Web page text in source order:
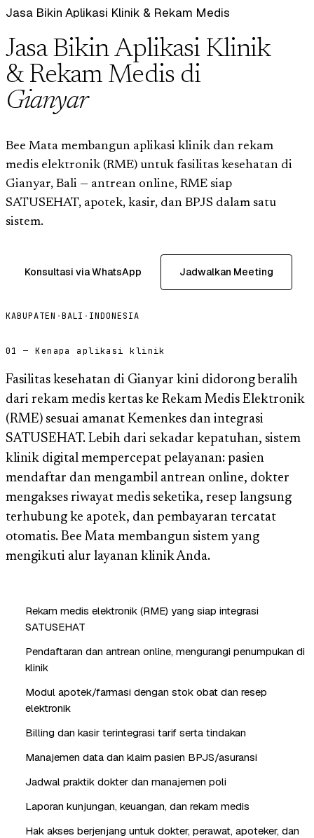
Jasa Bikin Aplikasi Klinik & Rekam Medis
Jasa Bikin Aplikasi Klinik
& Rekam Medis di
Gianyar
Bee Mata membangun aplikasi klinik dan rekam
medis elektronik (RME) untuk fasilitas kesehatan di
Gianyar, Bali — antrean online, RME siap
SATUSEHAT, apotek, kasir, dan BPJS dalam satu
sistem.
Konsultasi via WhatsApp Jadwalkan Meeting
KABUPATEN ·BALI · INDONESIA
01 — Kenapa aplikasi klinik
Fasilitas kesehatan di Gianyar kini didorong beralih
dari rekam medis kertas ke Rekam Medis Elektronik
(RME) sesuai amanat Kemenkes dan integrasi
SATUSEHAT. Lebih dari sekadar kepatuhan, sistem
klinik digital mempercepat pelayanan: pasien
mendaftar dan mengambil antrean online, dokter
mengakses riwayat medis seketika, resep langsung
terhubung ke apotek, dan pembayaran tercatat
otomatis. Bee Mata membangun sistem yang
mengikuti alur layanan klinik Anda.
Rekam medis elektronik (RME) yang siap integrasi
SATUSEHAT
Pendaftaran dan antrean online, mengurangi penumpukan di
klinik
Modul apotek/farmasi dengan stok obat dan resep
elektronik
Billing dan kasir terintegrasi tarif serta tindakan
Manajemen data dan klaim pasien BPJS/asuransi
Jadwal praktik dokter dan manajemen poli
Laporan kunjungan, keuangan, dan rekam medis
Hak akses berjenjang untuk dokter, perawat, apoteker, dan